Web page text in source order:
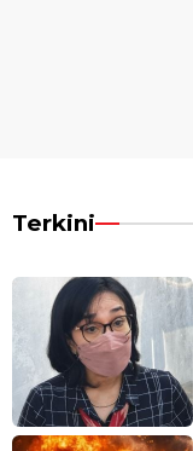
Terkini